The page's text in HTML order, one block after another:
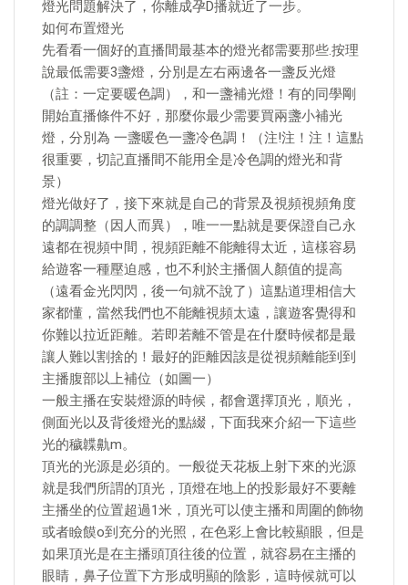
燈光問題解決了，你離成孕D播就近了一步。
如何布置燈光
先看看一個好的直播間最基本的燈光都需要那些.按理
說最低需要3盞燈，分別是左右兩邊各一盞反光燈
（註：一定要暖色調），和一盞補光燈！有的同學剛
開始直播條件不好，那麼你最少需要買兩盞小補光
燈，分別為 一盞暖色一盞冷色調！（注!注！注！這點
很重要，切記直播間不能用全是冷色調的燈光和背
景）
燈光做好了，接下來就是自己的背景及視頻視頻角度
的調調整（因人而異），唯一一點就是要保證自己永
遠都在視頻中間，視頻距離不能離得太近，這樣容易
給遊客一種壓迫感，也不利於主播個人顏值的提高
（遠看金光閃閃，後一句就不說了）這點道理相信大
家都懂，當然我們也不能離視頻太遠，讓遊客覺得和
你難以拉近距離。若即若離不管是在什麼時候都是最
讓人難以割捨的！最好的距離因該是從視頻離能到到
主播腹部以上補位（如圖一）
一般主播在安裝燈源的時候，都會選擇頂光，順光，
側面光以及背後燈光的點綴，下面我來介紹一下這些
光的穢韘鼽m。
頂光的光源是必須的。一般從天花板上射下來的光源
就是我們所謂的頂光，頂燈在地上的投影最好不要離
主播坐的位置超過1米，頂光可以使主播和周圍的飾物
或者瞼饃o到充分的光照，在色彩上會比較顯眼，但是
如果頂光是在主播頭頂往後的位置，就容易在主播的
眼睛，鼻子位置下方形成明顯的陰影，這時候就可以